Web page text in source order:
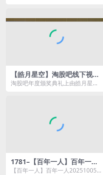
【皓月星空】淘股吧线下视频
《短线高手的复利秘诀》
淘股吧年度颁奖典礼上由皓月星空
1781–【百年一人】百年一人2
0251005技术分析3.0 结构与
【百年一人】百年一人20251005技